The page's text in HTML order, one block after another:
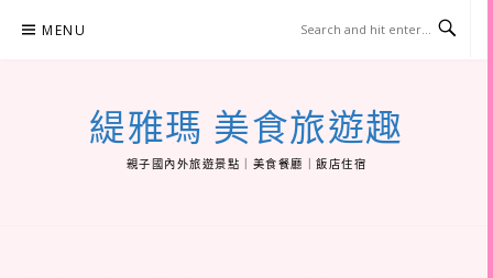
MENU
緹雅瑪 美食旅遊趣
親子國內外旅遊景點｜美食餐廳｜飯店住宿